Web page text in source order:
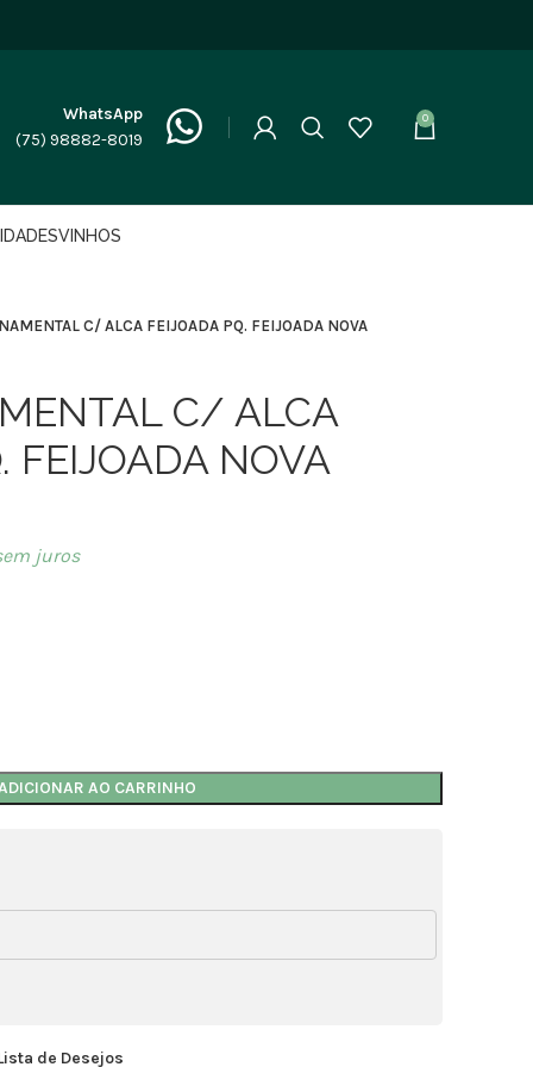
WhatsApp
(75) 98882-8019
0
VINHOS
C/ ALCA FEIJOADA PQ. FEIJOADA NOVA
C/ ALCA
FEIJOADA NOVA
juros
AO CARRINHO
de Desejos